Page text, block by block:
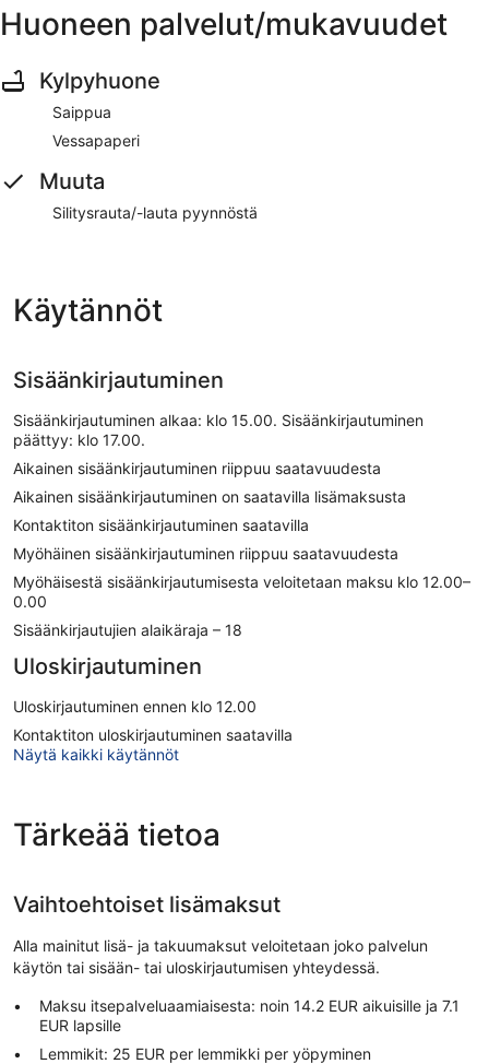
Huoneen palvelut/mukavuudet
Kylpyhuone
Saippua
Vessapaperi
Muuta
Silitysrauta/-lauta pyynnöstä
Käytännöt
Sisäänkirjautuminen
Sisäänkirjautuminen alkaa: klo 15.00. Sisäänkirjautuminen
päättyy: klo 17.00.
Aikainen sisäänkirjautuminen riippuu saatavuudesta
Aikainen sisäänkirjautuminen on saatavilla lisämaksusta
Kontaktiton sisäänkirjautuminen saatavilla
Myöhäinen sisäänkirjautuminen riippuu saatavuudesta
Myöhäisestä sisäänkirjautumisesta veloitetaan maksu klo 12.00–
0.00
Sisäänkirjautujien alaikäraja – 18
Uloskirjautuminen
Uloskirjautuminen ennen klo 12.00
Kontaktiton uloskirjautuminen saatavilla
Näytä kaikki käytännöt
Tärkeää tietoa
Vaihtoehtoiset lisämaksut
Alla mainitut lisä- ja takuumaksut veloitetaan joko palvelun
käytön tai sisään- tai uloskirjautumisen yhteydessä.
Maksu itsepalveluaamiaisesta: noin 14.2 EUR aikuisille ja 7.1
EUR lapsille
Lemmikit: 25 EUR per lemmikki per yöpyminen